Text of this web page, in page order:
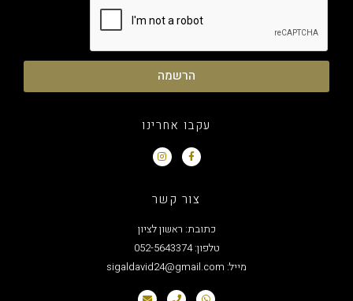
הרשמה
עקבו אחרינו
צור קשר
כתובת: ראשון לציון
טלפון: 052-5643374
מייל: sigaldavid24@gmail.com